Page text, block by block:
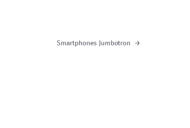
Smartphones Jumbotron →